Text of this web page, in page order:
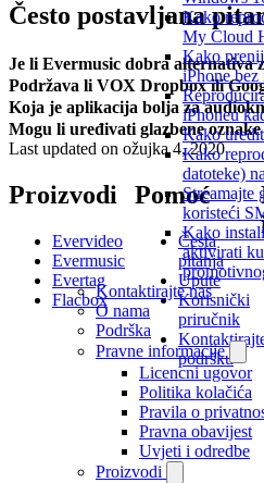
Kako
My Cloud
Kako
iPhone
iPhoneu
Kako
Kako
datoteke)
Streamajte
koristeći
Kako
aktivirati
Kontaktirajte nas
O nama
Podrška
Pravne informacije
Licencni ugovor
Politika kolačića
Pravila o
Pravna obavijest
Uvjeti i odredbe
Proizvodi
Često postavljana
Je li Evermusic dobra alternativa
Podržava li VOX Dropbox ili
Koja je aplikacija bolja za
Mogu li uređivati glazbene
Last updated on ožujka 4, 2020
Proizvodi
Evervideo
Evermusic
Evertag
Flacbox
Pomoć
Česta
pitanja
Upute
Korisnički
priručnik
podršku